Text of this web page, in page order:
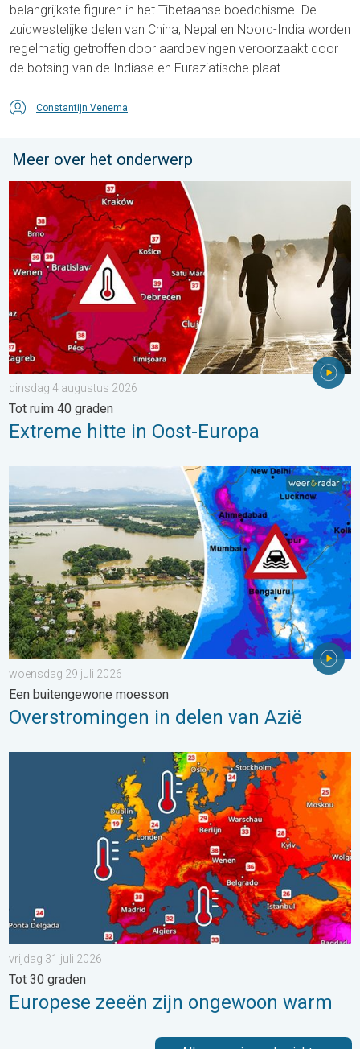
belangrijkste figuren in het Tibetaanse boeddhisme. De
zuidwestelijke delen van China, Nepal en Noord-India worden
regelmatig getroffen door aardbevingen veroorzaakt door
de botsing van de Indiase en Euraziatische plaat.
Constantijn Venema
Meer over het onderwerp
Extreme hitte in Oost-Europa. Tot ruim 40 graden. . . dinsdag
dinsdag 4 augustus 2026
Tot ruim 40 graden
Extreme hitte in Oost-Europa
Overstromingen in delen van Azië. Een buitengewone
woensdag 29 juli 2026
Een buitengewone moesson
Overstromingen in delen van Azië
Europese zeeën zijn ongewoon warm. Tot 30 graden. . .
vrijdag 31 juli 2026
Tot 30 graden
Europese zeeën zijn ongewoon warm